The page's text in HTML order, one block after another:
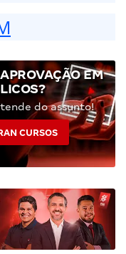
EM
do assunto!
CURSOS